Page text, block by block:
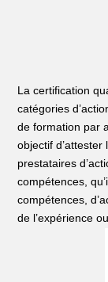
La certification
catégories
de formation par
objectif
prestataires
compétences,
compétences,
de l’expérience